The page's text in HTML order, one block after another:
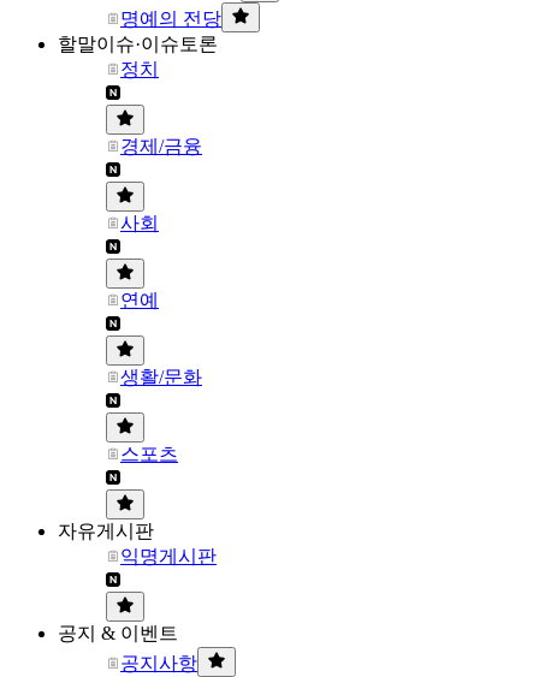
명예의 전당
할말이슈·이슈토론
정치
경제/금융
사회
연예
생활/문화
스포츠
자유게시판
익명게시판
공지 & 이벤트
공지사항